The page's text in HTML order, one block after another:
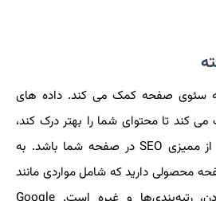
سئوی صفحه کمک می کند. داده های
کند تا محتوای شما را بهتر درک کند،
بنابراین باید بخش مهمی از ممیزی SEO در صفحه شما باشد. به
محصولی دارید که شامل مواردی مانند